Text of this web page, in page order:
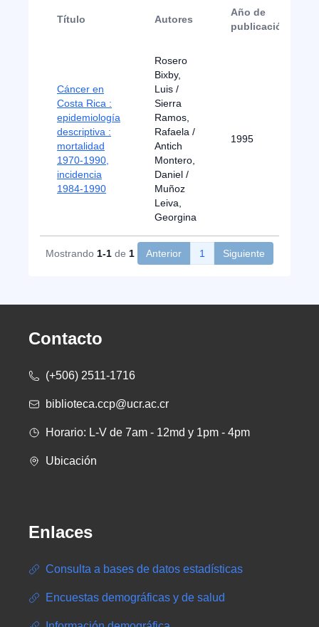
Título Autores
Año de
publicación
Cáncer en
Costa Rica :
epidemiología
descriptiva :
mortalidad
1970-1990,
incidencia
1984-1990
Rosero
Bixby,
Luis /
Sierra
Ramos,
Rafaela /
Antich
Montero,
Daniel /
Muñoz
Leiva,
Georgina
1995
Mostrando 1-1 de 1 Anterior 1 Siguiente
Contacto
(+506) 2511-1716
biblioteca.ccp@ucr.ac.cr
Horario: L-V de 7am - 12md y 1pm - 4pm
Ubicación
Enlaces
Consulta a bases de datos estadísticas
Encuestas demográficas y de salud